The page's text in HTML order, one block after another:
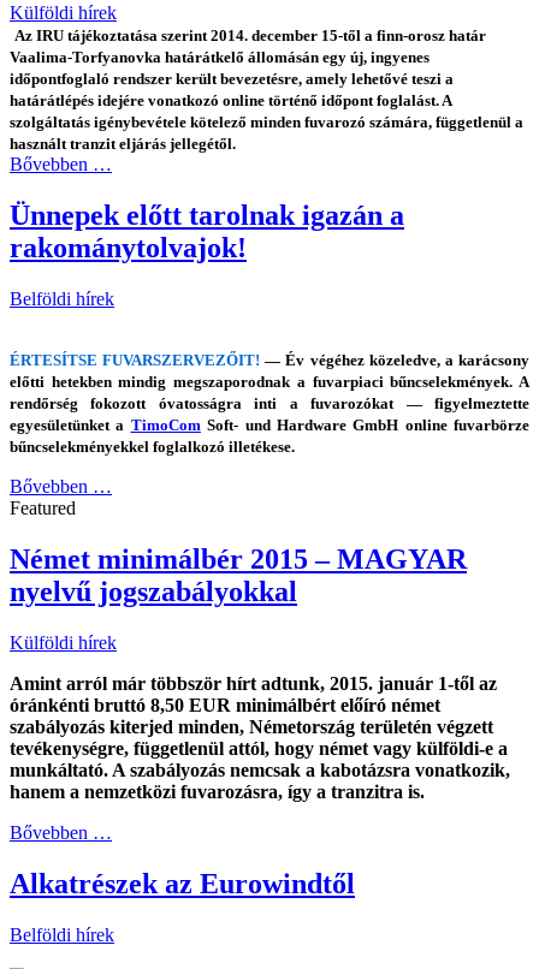
Külföldi hírek
Az IRU tájékoztatása szerint 2014. december 15-től a finn-orosz határ
Vaalima-Torfyanovka határátkelő állomásán egy új, ingyenes
időpontfoglaló rendszer került bevezetésre, amely lehetővé teszi a
határátlépés idejére vonatkozó online történő időpont foglalást. A
szolgáltatás igénybevétele kötelező minden fuvarozó számára, függetlenül a
használt tranzit eljárás jellegétől.
Bővebben …
Ünnepek előtt tarolnak igazán a
rakománytolvajok!
Belföldi hírek
ÉRTESÍTSE FUVARSZERVEZŐIT! — Év végéhez közeledve, a karácsony
előtti hetekben mindig megszaporodnak a fuvarpiaci bűncselekmények. A
rendőrség fokozott óvatosságra inti a fuvarozókat — figyelmeztette
egyesületünket a TimoComSoft- und Hardware GmbH online fuvarbörze
bűncselekményekkel foglalkozó illetékese.
Bővebben …
Featured
Német minimálbér 2015 – MAGYAR
nyelvű jogszabályokkal
Külföldi hírek
Amint arról már többször hírt adtunk, 2015. január 1-től az
óránkénti bruttó 8,50 EUR minimálbért előíró német
szabályozás kiterjed minden, Németország területén végzett
tevékenységre, függetlenül attól, hogy német vagy külföldi-e a
munkáltató. A szabályozás nemcsak a kabotázsra vonatkozik,
hanem a nemzetközi fuvarozásra, így a tranzitra is.
Bővebben …
Alkatrészek az Eurowindtől
Belföldi hírek